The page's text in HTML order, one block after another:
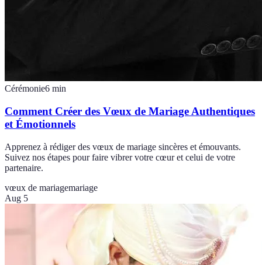
Cérémonie6 min
Comment Créer des Vœux de Mariage Authentiques
et Émotionnels
Apprenez à rédiger des vœux de mariage sincères et émouvants.
Suivez nos étapes pour faire vibrer votre cœur et celui de votre
partenaire.
vœux de mariagemariage
Aug 5